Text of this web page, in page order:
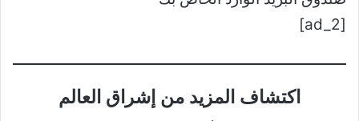
[ad_2]
اكتشاف المزيد من إشراق العالم